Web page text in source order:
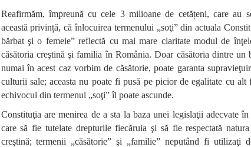
Reafirmăm, împreună cu cele 3 milioane de cetățeni, care au
această privință, că înlocuirea termenului „soţi” din actuala
bărbat şi o femeie” reflectă cu mai mare claritate modul de
căsătoria creştină şi familia în România. Doar căsătoria dintre un
numai în acest caz vorbim de căsătorie, poate garanta
culturii sale; aceasta nu poate fi pusă pe picior de egalitate cu
echivocul din termenul „soţi” îl poate ascunde.
Constituţia are menirea de a sta la baza unei legislaţii adecvate
care să fie tutelate drepturile fiecăruia şi să fie respectată
creştină; termenii „căsătorie” şi „familie” neputând fi utilizaţi